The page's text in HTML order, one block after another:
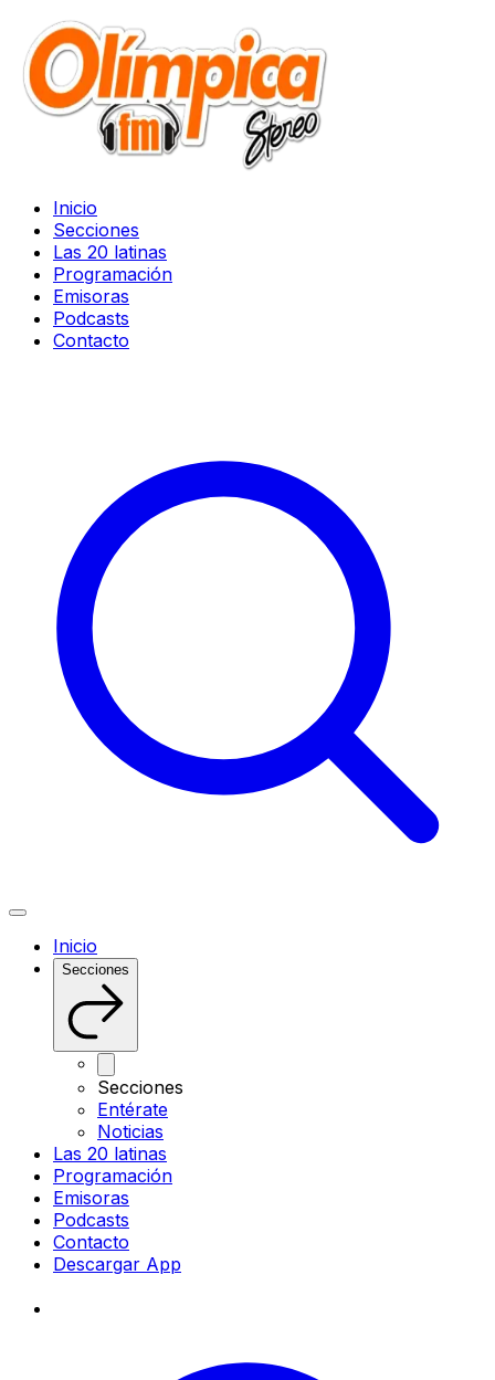
Inicio
Secciones
Las 20 latinas
Programación
Emisoras
Podcasts
Contacto
Inicio
Secciones
Secciones
Entérate
Noticias
Las 20 latinas
Programación
Emisoras
Podcasts
Contacto
Descargar App